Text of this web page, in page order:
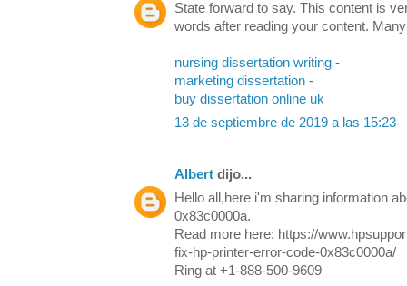
State forward to say. This content is
words after reading your content.
nursing dissertation writing -
marketing dissertation -
buy dissertation online uk
13 de septiembre de 2019 a las 15:23
Albert dijo...
Hello all,here i'm sharing information
0x83c0000a.
Read more here: https://
fix-hp-printer-error-code-0x83c0000a/
Ring at +1-888-500-9609